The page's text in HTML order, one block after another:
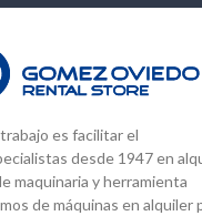
es facilitar el
desde 1947 en
maquinaria y herramienta
de máquinas en alquiler